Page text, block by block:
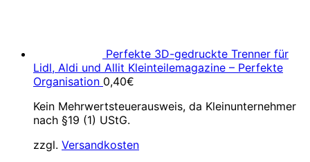
Perfekte 3D-gedruckte Trenner für
Lidl, Aldi und Allit Kleinteilemagazine – Perfekte
Organisation 0,40€
Kein Mehrwertsteuerausweis, da Kleinunternehmer
nach §19 (1) UStG.
zzgl. Versandkosten